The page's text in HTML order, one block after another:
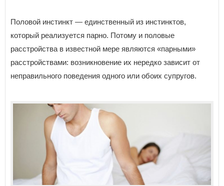
Половой инстинкт — единственный из инстинктов,
который реализуется парно. Потому и половые
расстройства в известной мере являются «парными»
расстройствами: возникновение их нередко зависит от
неправильного поведения одного или обоих супругов.